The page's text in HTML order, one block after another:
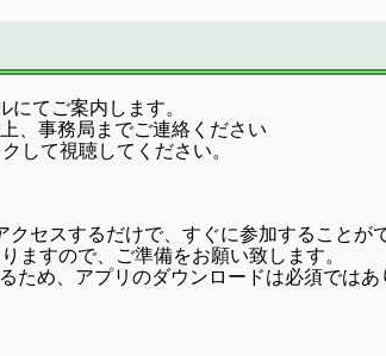
にてご案内します。
、事務局までご連絡ください
して視聴してください。
セスするだけで、すぐに参加することが
ますので、ご準備をお願い致します。
め、アプリのダウンロードは必須ではあ